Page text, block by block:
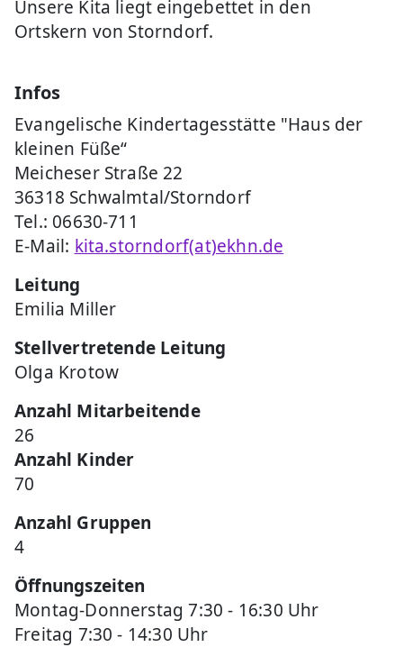
Unsere Kita liegt eingebettet in den
Ortskern von Storndorf.
Infos
Evangelische Kindertagesstätte "Haus der
kleinen Füße“
Meicheser Straße 22
36318 Schwalmtal/Storndorf
Tel.: 06630-711
E-Mail: kita.storndorf(at)ekhn.de
Leitung
Emilia Miller
Stellvertretende Leitung
Olga Krotow
Anzahl Mitarbeitende
26
Anzahl Kinder
70
Anzahl Gruppen
4
Öffnungszeiten
Montag-Donnerstag 7:30 - 16:30 Uhr
Freitag 7:30 - 14:30 Uhr